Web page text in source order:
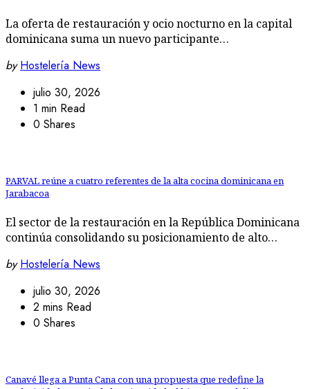
La oferta de restauración y ocio nocturno en la capital
dominicana suma un nuevo participante…
by Hostelería News
julio 30, 2026
1 min Read
0 Shares
PARVAL reúne a cuatro referentes de la alta cocina dominicana en
Jarabacoa
El sector de la restauración en la República Dominicana
continúa consolidando su posicionamiento de alto…
by Hostelería News
julio 30, 2026
2 mins Read
0 Shares
Canavé llega a Punta Cana con una propuesta que redefine la